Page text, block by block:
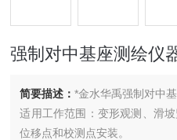
强制对中基座测绘仪
简要描述：*金水华禹强制对中
适用工作范围：变形观测、滑
位移点和校测点安装。